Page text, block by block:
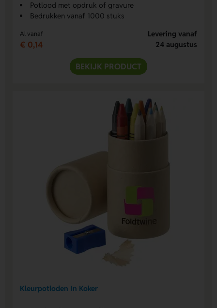
Potlood met opdruk of gravure
Bedrukken vanaf 1000 stuks
Al vanaf
€ 0,14
Levering vanaf
24 augustus
BEKIJK PRODUCT
Kleurpotloden In Koker